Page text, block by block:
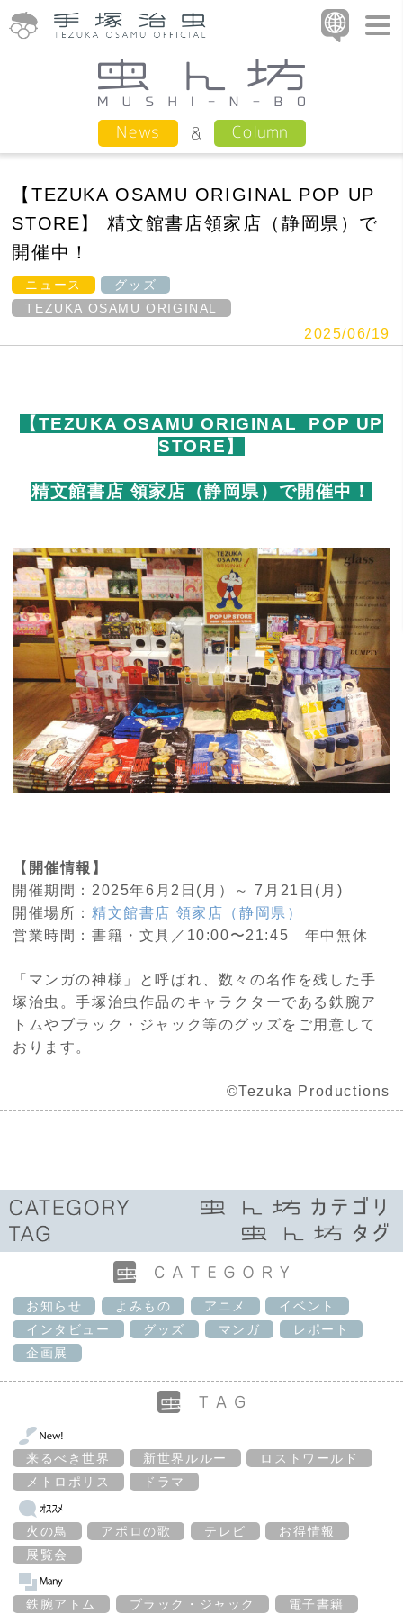
News Column
【TEZUKA OSAMU ORIGINAL POP UP
STORE】 精文館書店領家店（静岡県）で
開催中！
ニュース
グッズ
TEZUKA OSAMU ORIGINAL
2025/06/19
【TEZUKA OSAMU ORIGINAL POP UP
STORE】
精文館書店 領家店（静岡県）で開催中！
【 開催情報】
開催期間：2025年6月2日(月）～ 7月21日 (月 )
開催場所： 精文館書店 領家店（静岡県）
営業時間：書籍・文具／10:00〜21:45 年中無休
「マンガの神様」と呼ばれ、数々の名作を残した手
塚治虫。手塚治虫作品のキャラクターである鉄腕ア
トムやブラック・ジャック等のグッズをご用意して
おります。
©︎Tezuka Productions
お知らせ よみもの アニメ
イベント
インタビュー
グッズ マンガ
レポート
企画展
来るべき世界 新世界ルルー
ロストワールド
メトロポリス
ドラマ
火の鳥 アポロの歌 テレビ
お得情報
展覧会
鉄腕アトム ブラック・ジャック 電子書籍